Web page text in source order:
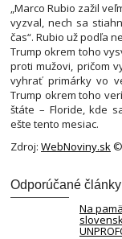
„Marco Rubio zažil
vyzval, nech sa
čas“. Rubio už podľa
Trump okrem toho
proti mužovi, pričom
vyhrať primárky vo
Trump okrem toho
štáte – Floride, kde
ešte tento mesiac.
Zdroj: WebNoviny.sk
Odporúčané články
Na